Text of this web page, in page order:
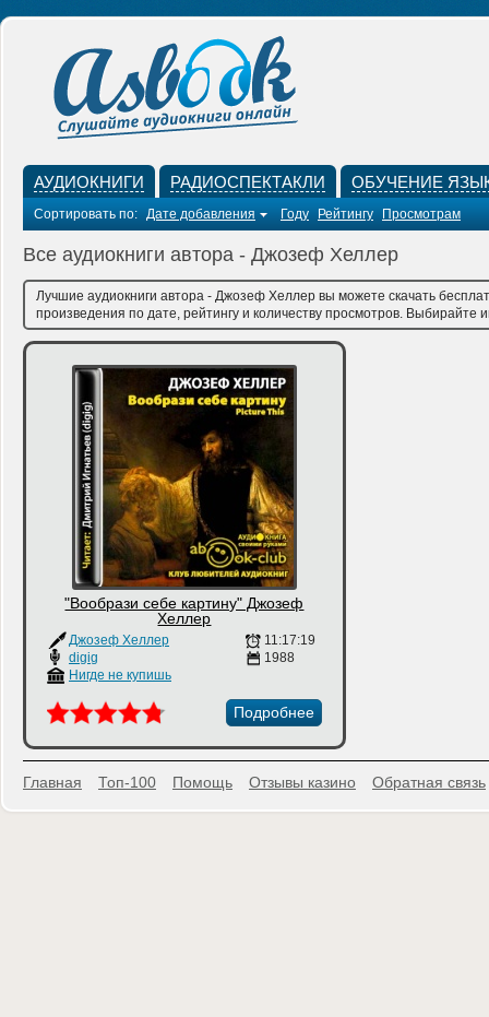
АУДИОКНИГИ РАДИОСПЕКТАКЛИ ОБУЧЕНИЕ
Сортировать по: Дате добавления Году Рейтингу Просмотрам
Все аудиокниги автора - Джозеф Хеллер
Лучшие аудиокниги автора - Джозеф Хеллер вы можете скачать
произведения по дате, рейтингу и количеству просмотров. Выбирайте
"Вообрази себе картину" Джозеф
Хеллер
Джозеф Хеллер
digig
Нигде не купишь
11:17:19
1988
Подробнее
Главная Топ-100 Помощь Отзывы казино Обратная связь